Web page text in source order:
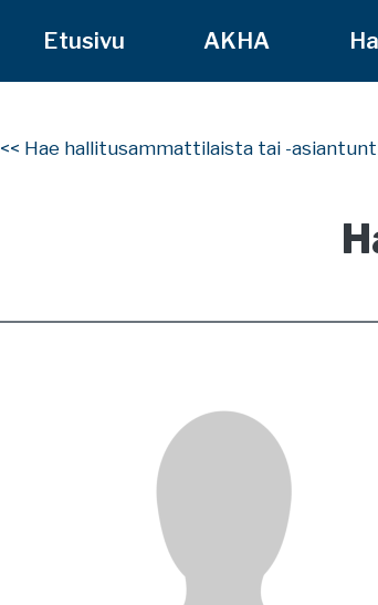
Etusivu AKHA
<< Hae hallitusammattilaista tai -